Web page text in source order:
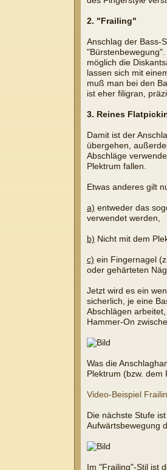
2. "Frailing"
Anschlag der Bass-
möglich die
lassen sich mit
muß man bei den
ist eher filigran,
3. Reines
Damit ist der
übergehen,
Abschläge
Plektrum fallen.
Etwas anderes gilt
a) entweder das
verwendet werden,
b) Nicht mit dem
c) ein Fingernagel
oder gehärteten
Jetzt wird es ein
sicherlich, je eine
Abschlägen
Hammer-On
Was die
Plektrum (bzw.
Video-Beispiel
Die nächste Stufe
Aufwärtsbewegung
Im "Frailing"-Stil ist